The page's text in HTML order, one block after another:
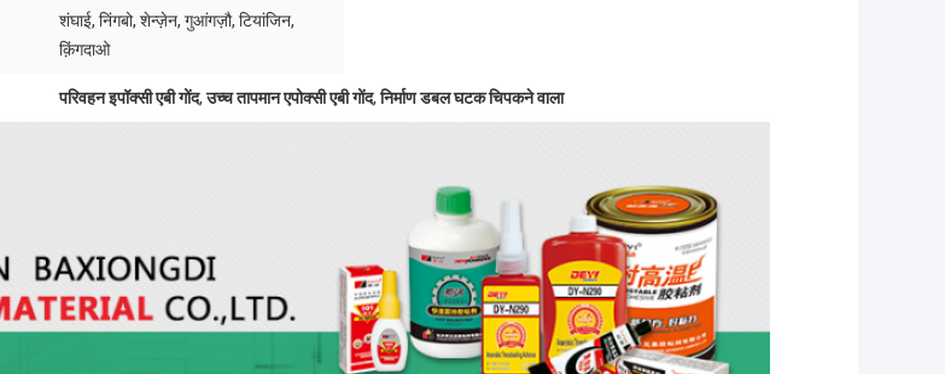
शंघाई, निंगबो, शेन्ज़ेन, गुआंगज़ौ, टियांजिन,
क़िंगदाओ
परिवहन इपॉक्सी एबी गोंद,उच्च तापमान एपोक्सी एबी गोंद,निर्माण डबल घटक चिपकने वाला